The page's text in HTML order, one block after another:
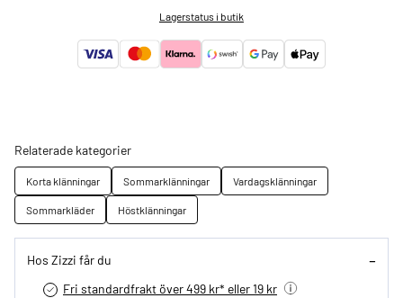
Lagerstatus i butik
Relaterade kategorier
Korta klänningar Sommarklänningar
Vardagsklänningar
Sommarkläder
Höstklänningar
Hos Zizzi får du
Fri standardfrakt över 499 kr* eller 19 kr